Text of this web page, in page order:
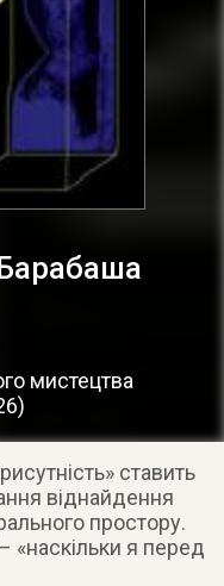
мистецтва
)
ставить
віднайдення
простору.
«наскільки я перед